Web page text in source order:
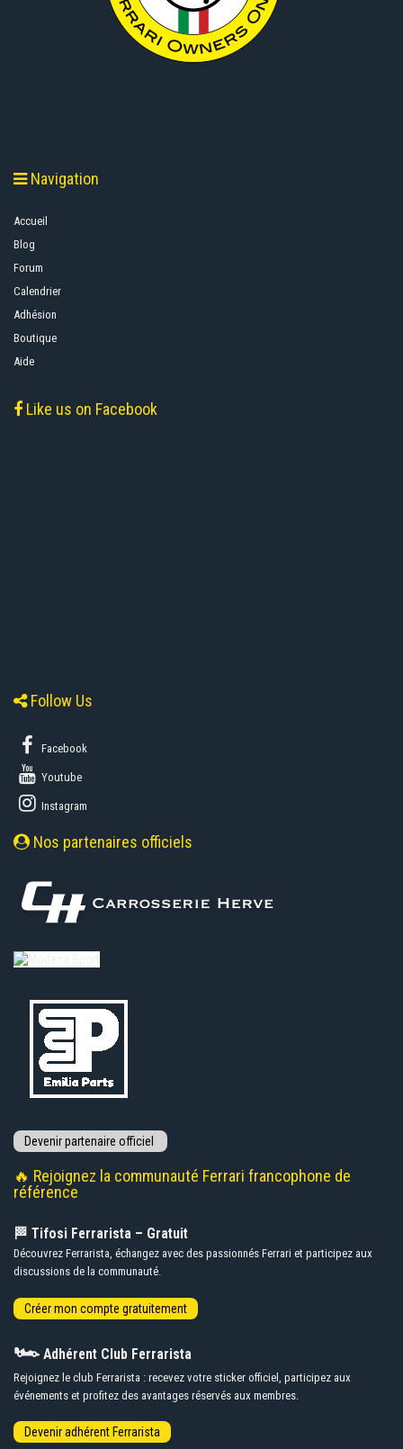
Navigation
Accueil
Blog
Forum
Calendrier
Adhésion
Boutique
Aide
Like us on Facebook
Follow Us
Facebook
Youtube
Instagram
Nos partenaires officiels
🔥 Rejoignez la communauté Ferrari francophone de
référence
🏁 Tifosi Ferrarista – Gratuit
Découvrez Ferrarista, échangez avec des passionnés Ferrari et participez aux
discussions de la communauté.
🏎️ Adhérent Club Ferrarista
Rejoignez le club Ferrarista : recevez votre sticker officiel, participez aux
événements et profitez des avantages réservés aux membres.